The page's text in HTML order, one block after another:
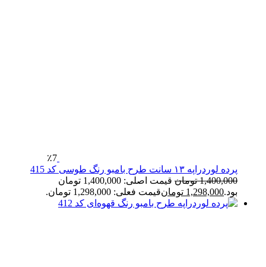
٪7
پرده لوردراپه ۱۳ سانت طرح بامبو رنگ طوسی کد 415
1,400,000 تومان
قیمت اصلی: 1,400,000 تومان
بود.1,298,000 تومانقیمت فعلی: 1,298,000 تومان.